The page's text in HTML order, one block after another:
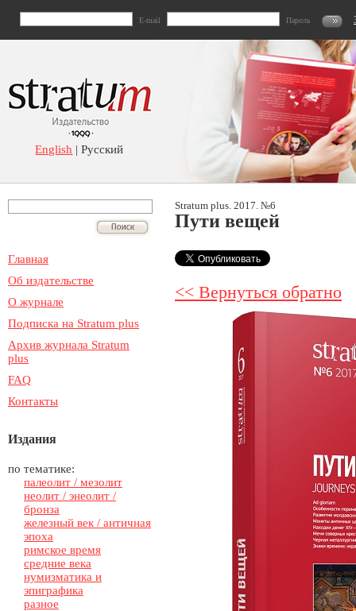
E-mail Пароль
English | Русский
Главная
Об издательстве
О журнале
Подписка на Stratum plus
Архив журнала Stratum
plus
FAQ
Контакты
Издания
по тематике:
палеолит / мезолит
неолит / энеолит /
бронза
железный век / античная
эпоха
римское время
средние века
нумизматика и
эпиграфика
разное
Stratum plus. 2017. №6
Пути вещей
<< Вернуться обратно